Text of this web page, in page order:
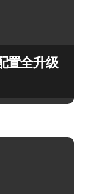
置全升级